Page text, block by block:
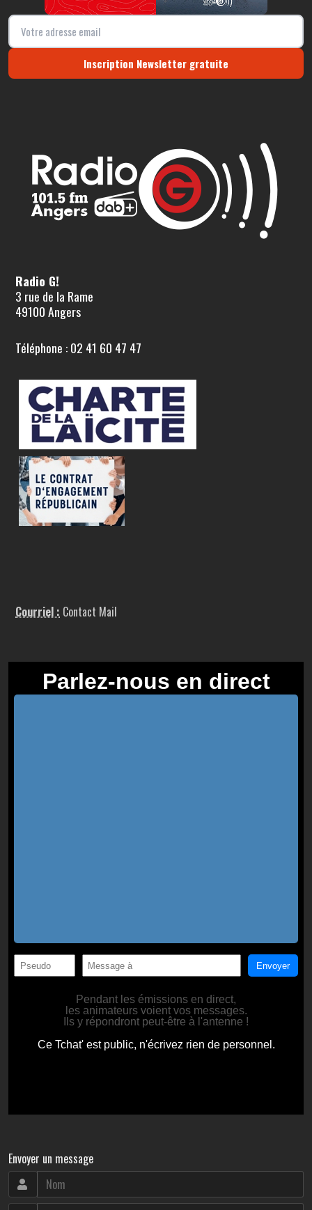
Inscription Newsletter gratuite
Radio G!
3 rue de la Rame
49100 Angers
Téléphone : 02 41 60 47 47
Courriel : Contact Mail
Envoyer un message